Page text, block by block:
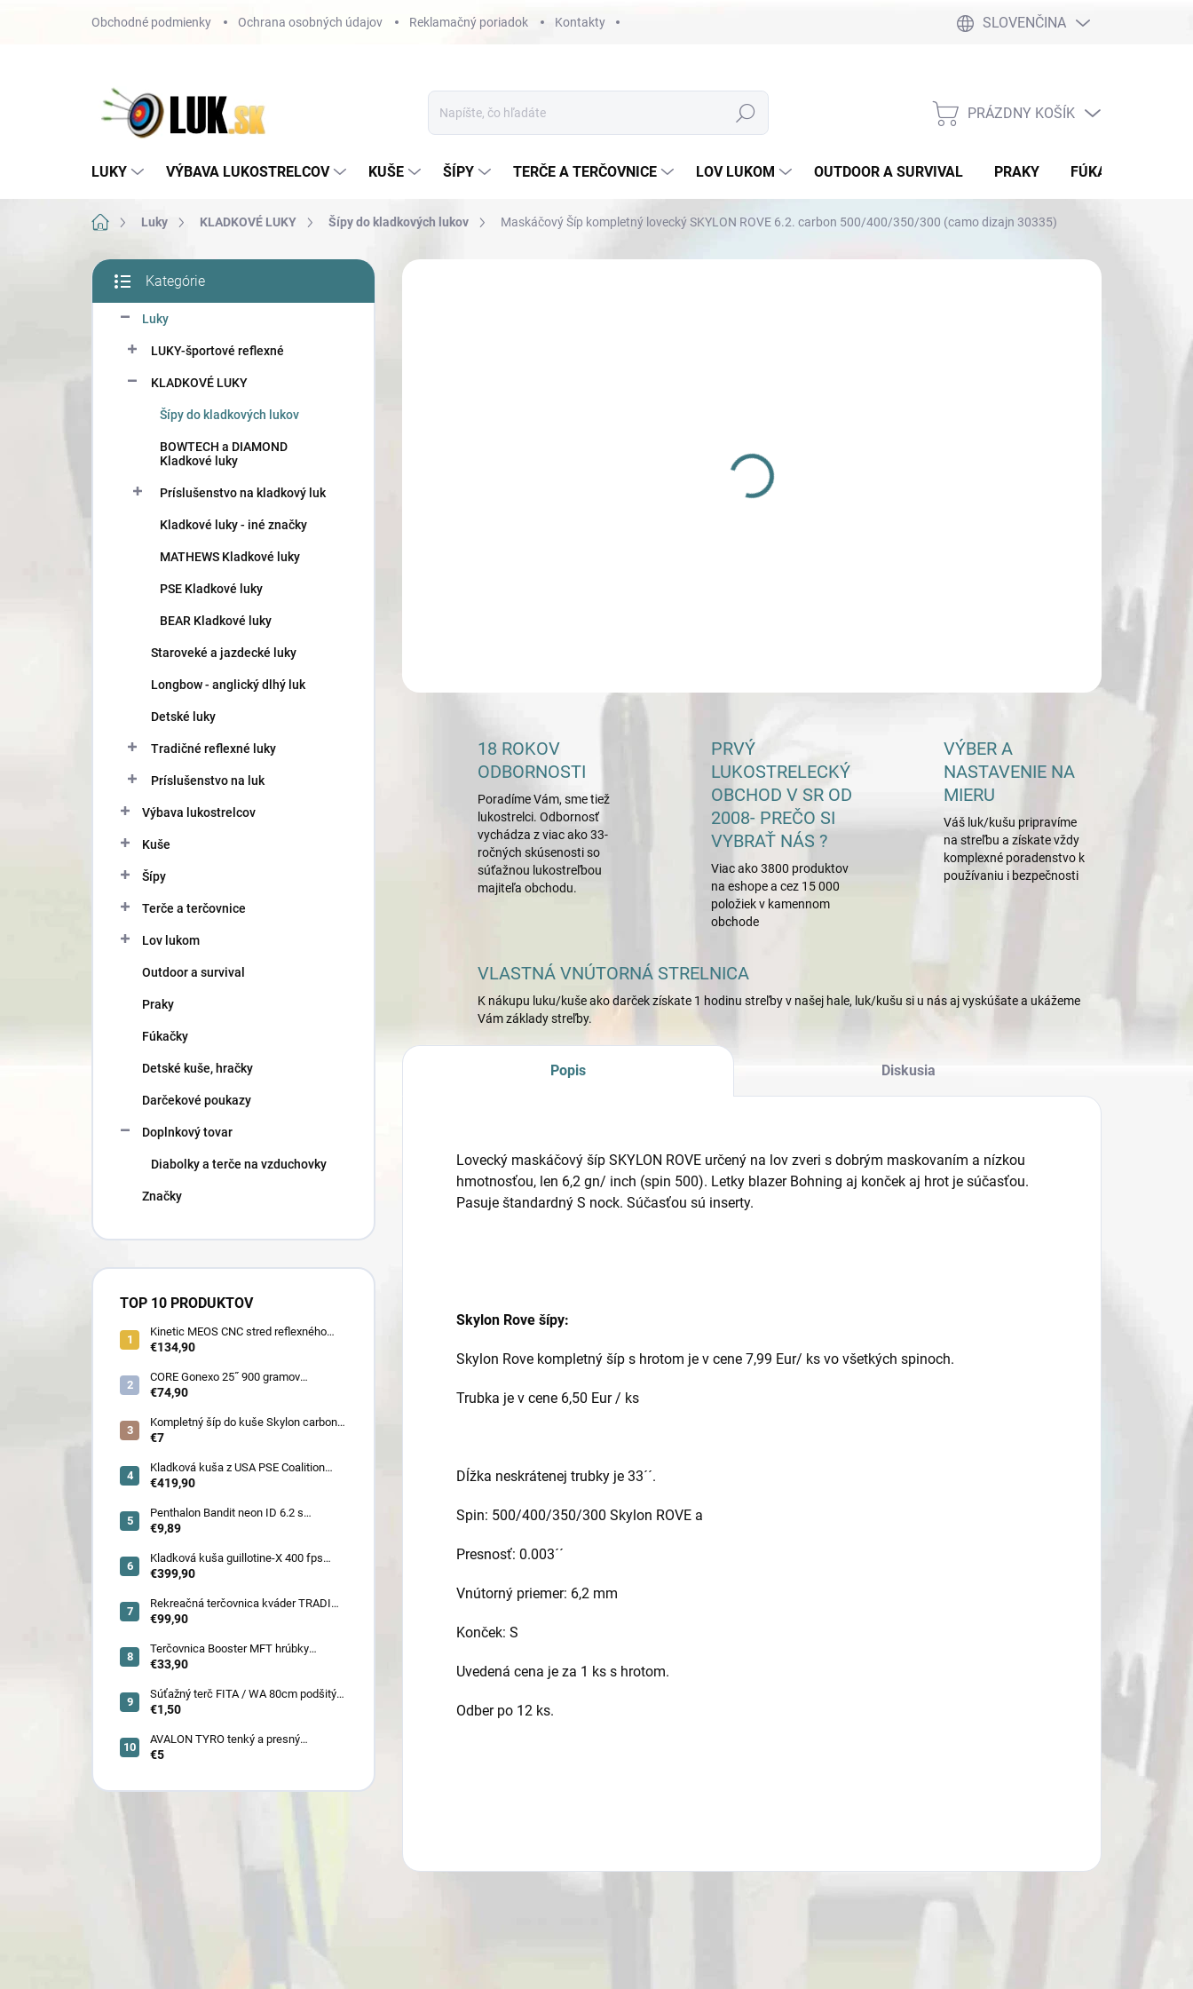
Obchodné podmienky Ochrana osobných údajov Reklamačný poriadok Kontakty SLOVENČINA
Hľadať
NÁKUPNÝ
PRÁZDNY KOŠÍK
LUKY VÝBAVA LUKOSTRELCOV KUŠE ŠÍPY TERČE A TERČOVNICE LOV LUKOM OUTDOOR A SURVIVAL PRAKY FÚKAČKY
DomovLuky KLADKOVÉ LUKY Šípy do kladkových lukov Maskáčový Šíp kompletný lovecký SKYLON ROVE 6.2. carbon 500/400/350/300 (camo dizajn 30335)
B
č
kategórie
Kategórie
Luky
LUKY-športové reflexné
KLADKOVÉ LUKY
Šípy do kladkových lukov
BOWTECH a DIAMOND
Kladkové luky
Príslušenstvo na kladkový luk
Kladkové luky - iné značky
MATHEWS Kladkové luky
PSE Kladkové luky
BEAR Kladkové luky
Staroveké a jazdecké luky
Longbow - anglický dlhý luk
Detské luky
Tradičné reflexné luky
Príslušenstvo na luk
Výbava lukostrelcov
Kuše
Šípy
Terče a terčovnice
Lov lukom
Outdoor a survival
Praky
Fúkačky
Detské kuše, hračky
Darčekové poukazy
Doplnkový tovar
Diabolky a terče na vzduchovky
Značky
TOP 10 PRODUKTOV
Kinetic MEOS CNC stred reflexného
luku 21˝ pre deti 900 gramov
€134,90
CORE Gonexo 25˝ 900 gramov
jednofarebný (ľahký stred pre mužov,
!!
€74,90
Kompletný šíp do kuše Skylon carbon
3K z pevného karbónu v rozmeroch
quill a diablo
€7
Kladková kuša z USA PSE Coalition
frontier 380 fps (80178) - superakcia !
€419,90
Penthalon Bandit neon ID 6.2 s
prírodnými letkami
€9,89
Kladková kuša guillotine-X 400 fps
camo so zabudovaným nášľapom
€399,90
Rekreačná terčovnica kváder TRADI
80x80x22 cm (6132)
€99,90
Terčovnica Booster MFT hrúbky
7cm/11cm/17cm
€33,90
Súťažný terč FITA / WA 80cm podšitý
(6005)
€1,50
AVALON TYRO tenký a presný
€5
DETAILNÉ INFORMÁCIE
18 ROKOV
ODBORNOSTI
Poradíme Vám, sme tiež
lukostrelci. Odbornosť
vychádza z viac ako 33-
ročných skúsenosti so
súťažnou lukostreľbou
majiteľa obchodu.
PRVÝ
LUKOSTRELECKÝ
OBCHOD V SR OD
2008- PREČO SI
VYBRAŤ NÁS ?
Viac ako 3800 produktov
na eshope a cez 15 000
položiek v kamennom
obchode
VÝBER A
NASTAVENIE NA
MIERU
Váš luk/kušu pripravíme
na streľbu a získate vždy
komplexné poradenstvo k
používaniu i bezpečnosti
VLASTNÁ VNÚTORNÁ STRELNICA
K nákupu luku/kuše ako darček získate 1 hodinu streľby v našej hale, luk/kušu si u nás aj vyskúšate a ukážeme
Vám základy streľby.
Popis Diskusia
Lovecký maskáčový šíp SKYLON ROVE určený na lov zveri s dobrým maskovaním a nízkou
hmotnosťou, len 6,2 gn/ inch (spin 500). Letky blazer Bohning aj konček aj hrot je súčasťou.
Pasuje štandardný S nock. Súčasťou sú inserty.
Skylon Rove šípy:
Skylon Rove kompletný šíp s hrotom je v cene 7,99 Eur/ ks vo všetkých spinoch.
Trubka je v cene 6,50 Eur / ks
Dĺžka neskrátenej trubky je 33´´.
Spin: 500/400/350/300 Skylon ROVE a
Presnosť: 0.003´´
Vnútorný priemer: 6,2 mm
Konček: S
Uvedená cena je za 1 ks s hrotom.
Odber po 12 ks.